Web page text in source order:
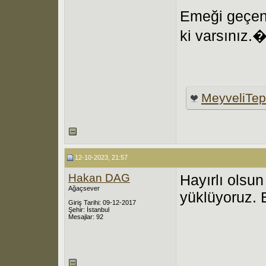
Emeği
ki
12-10-2023, 21:57
Hakan DAG
Ağaçsever
Giriş Tarihi: 09-12-2017
Şehir: İstanbul
Mesajlar: 92
Hayırlı
yüklüyoruz.